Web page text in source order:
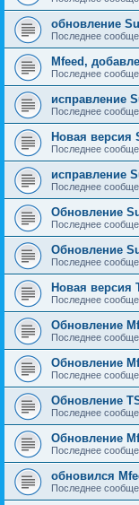
обновление
Последнее
Mfeed,
Последнее
исправление
Последнее
Новая версия
Последнее
исправление
Последнее
Обновление
Последнее
Обновление
Последнее
Новая версия
Последнее
Обновление
Последнее
Обновление
Последнее
Обновление
Последнее
Обновление
Последнее
обновился
Последнее